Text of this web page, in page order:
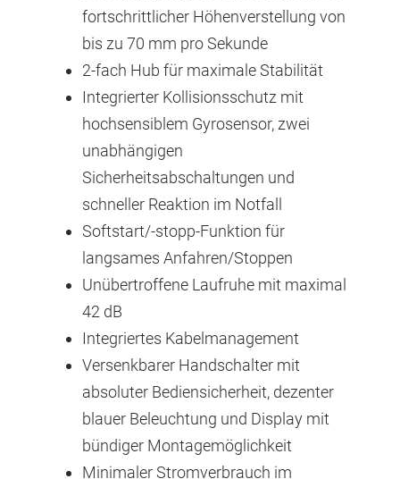
fortschrittlicher Höhenverstellung von
bis zu 70 mm pro Sekunde
2-fach Hub für maximale Stabilität
Integrierter Kollisionsschutz mit
hochsensiblem Gyrosensor, zwei
unabhängigen
Sicherheitsabschaltungen und
schneller Reaktion im Notfall
Softstart/-stopp-Funktion für
langsames Anfahren/Stoppen
Unübertroffene Laufruhe mit maximal
42 dB
Integriertes Kabelmanagement
Versenkbarer Handschalter mit
absoluter Bediensicherheit, dezenter
blauer Beleuchtung und Display mit
bündiger Montagemöglichkeit
Minimaler Stromverbrauch im